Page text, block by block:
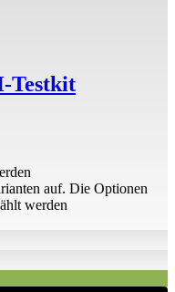
Testkit
auf. Die Optionen
werden